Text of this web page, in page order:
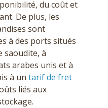
du coût et
De plus, les
sont
à des ports situés
saoudite, à
arabes unis et à
à un tarif de fret
liés aux